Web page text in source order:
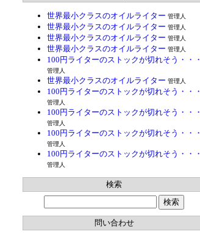
世界最小クラスのオイルライター 管理人
世界最小クラスのオイルライター 管理人
世界最小クラスのオイルライター 管理人
世界最小クラスのオイルライター 管理人
100円ライターのストックが切れそう・・・
管理人
世界最小クラスのオイルライター 管理人
100円ライターのストックが切れそう・・・
管理人
100円ライターのストックが切れそう・・・
管理人
100円ライターのストックが切れそう・・・
管理人
100円ライターのストックが切れそう・・・
管理人
検索
問い合わせ